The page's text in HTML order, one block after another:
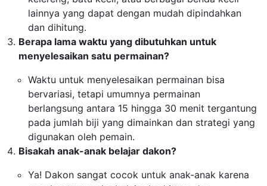
lainnya yang dapat dengan mudah dipindahkan
dan dihitung.
Berapa lama waktu yang dibutuhkan untuk
menyelesaikan satu permainan?
Waktu untuk menyelesaikan permainan bisa
bervariasi, tetapi umumnya permainan
berlangsung antara 15 hingga 30 menit tergantung
pada jumlah biji yang dimainkan dan strategi yang
digunakan oleh pemain.
Bisakah anak-anak belajar dakon?
Ya! Dakon sangat cocok untuk anak-anak karena